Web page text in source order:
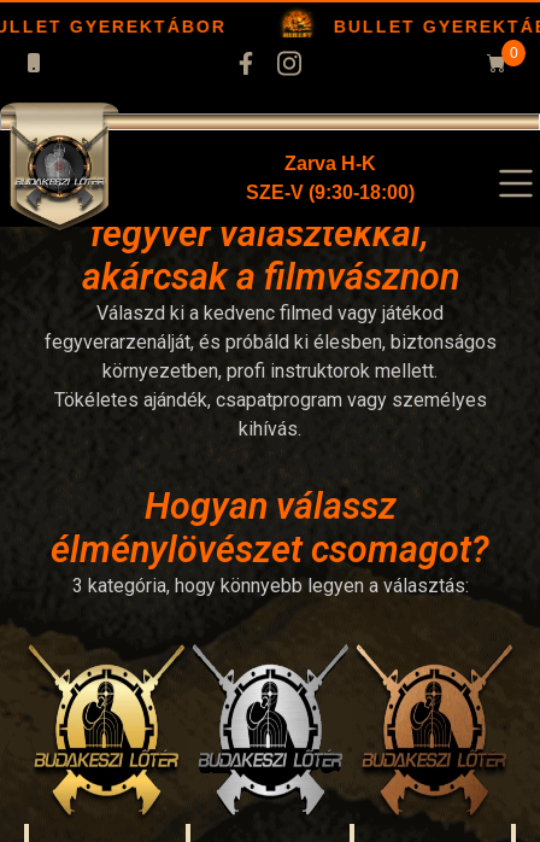
GYEREKTÁBOR BULLET
0
Zarva H-K
SZE-V (9:30-18:00)
Élménylövészet elképesztő
fegyver választékkal,
akárcsak a filmvásznon
Válaszd ki a kedvenc filmed vagy játékod
fegyverarzenálját, és próbáld ki élesben, biztonságos
környezetben, profi instruktorok mellett.
Tökéletes ajándék, csapatprogram vagy személyes
kihívás.
Hogyan válassz
élménylövészet csomagot?
3 kategória, hogy könnyebb legyen a választás: